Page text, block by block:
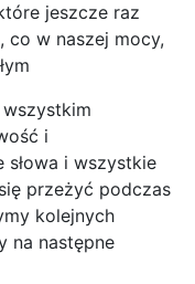
jeszcze raz
co w naszej mocy,
i
słowa i wszystkie
przeżyć podczas
kolejnych
na następne